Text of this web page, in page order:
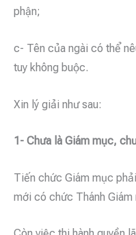
phận;
c- Tên của ngài có thể
tuy không buộc.
Xin lý giải như sau:
1- Chưa là Giám mục,
Tiến chức Giám mục
mới có chức Thánh